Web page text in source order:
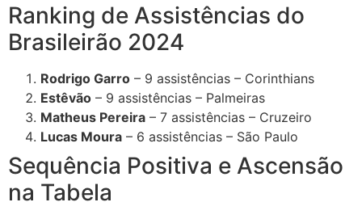
Ranking de Assistências do
Brasileirão 2024
Rodrigo Garro – 9 assistências – Corinthians
Estêvão – 9 assistências – Palmeiras
Matheus Pereira – 7 assistências – Cruzeiro
Lucas Moura – 6 assistências – São Paulo
Sequência Positiva e Ascensão
na Tabela